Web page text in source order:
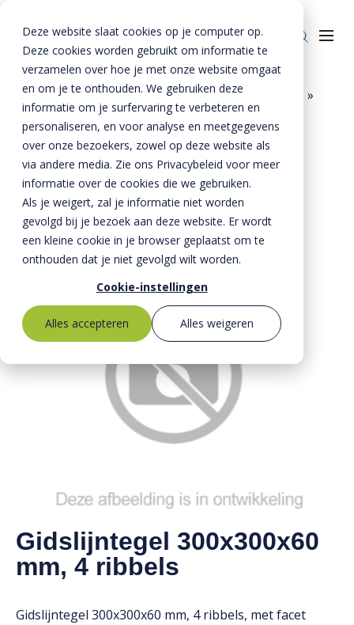
Deze website slaat cookies op je computer op.
Deze cookies worden gebruikt om informatie te
verzamelen over hoe je met onze website omgaat
en om je te onthouden. We gebruiken deze
informatie om je surfervaring te verbeteren en
personaliseren, en voor analyse en meetgegevens
over onze bezoekers, zowel op deze website als
via andere media. Zie ons Privacybeleid voor meer
informatie over de cookies die we gebruiken.
Als je weigert, zal je informatie niet worden
gevolgd bij je bezoek aan deze website. Er wordt
een kleine cookie in je browser geplaatst om te
onthouden dat je niet gevolgd wilt worden.
Cookie-instellingen
Alles accepteren
Alles weigeren
Bestekservice
Producten
Riolering
Bestrating
Oplossingen
BTE Groep
Onze verhalen
Over ons
MVO
Kernwaarden
Mission statement
Home »Producten » Bestrating »
»
Veiligheidstegels
Gidslijntegel 300x300x60 mm 4 ribbels
Gidslijntegel 300x300x60
mm, 4 ribbels
Gidslijntegel 300x300x60 mm, 4 ribbels, met facet